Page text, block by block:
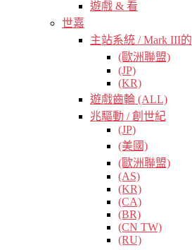
遊戲 & 看
世嘉
主站系統 / Mark III的
(歐洲聯盟)
(JP)
(KR)
遊戲齒輪 (ALL)
兆驅動 / 創世紀
(JP)
(美國)
(歐洲聯盟)
(AS)
(KR)
(CA)
(BR)
(CN TW)
(RU)